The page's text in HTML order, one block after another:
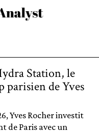
Station, le
de Yves
Yves Rocher investit
de Paris avec un